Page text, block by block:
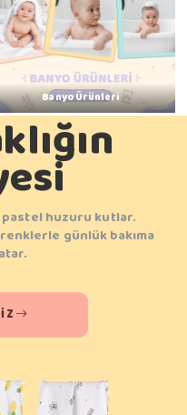
Banyo Ürünleri
huzuru kutlar.
günlük bakıma